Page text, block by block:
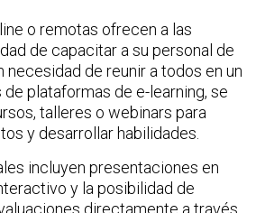
o remotas ofrecen a las
de capacitar a su personal de
necesidad de reunir a todos en un
plataformas de e-learning, se
talleres o webinars para
y desarrollar habilidades.
incluyen presentaciones en
y la posibilidad de
directamente a través